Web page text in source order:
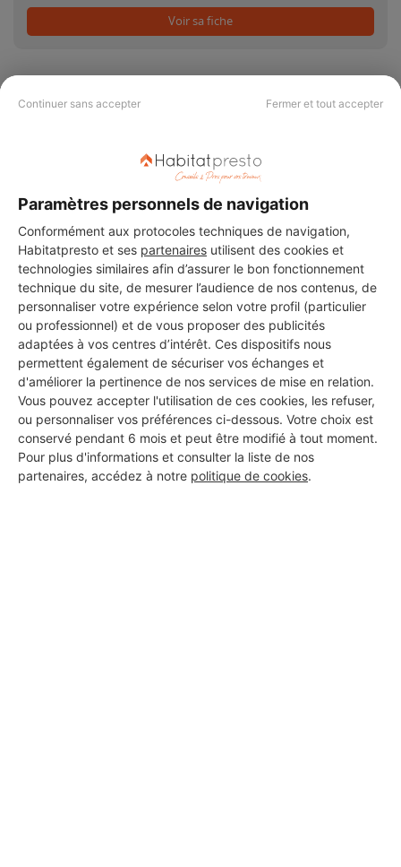
Continuer sans accepter Fermer et tout accepter
Paramètres personnels de navigation
Conformément aux protocoles techniques de navigation,
Habitatpresto et ses partenaires utilisent des cookies et
technologies similaires afin d’assurer le bon fonctionnement
technique du site, de mesurer l’audience de nos contenus, de
personnaliser votre expérience selon votre profil (particulier
ou professionnel) et de vous proposer des publicités
adaptées à vos centres d’intérêt. Ces dispositifs nous
permettent également de sécuriser vos échanges et
d'améliorer la pertinence de nos services de mise en relation.
Vous pouvez accepter l'utilisation de ces cookies, les refuser,
ou personnaliser vos préférences ci-dessous. Votre choix est
conservé pendant 6 mois et peut être modifié à tout moment.
Pour plus d'informations et consulter la liste de nos
partenaires, accédez à notre politique de cookies.
Voir sa fiche
PAS LE TEMPS DE
CHERCHER ?
Vous souhaitez réaliser des travaux et ne savez quel professionnel
choisir ? Demandez des devis travauxauprès de notre réseau de 5 000
professionnels partout en France.
DEMANDER UN DEVIS